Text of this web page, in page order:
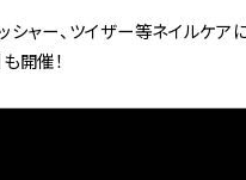
シャー、ツイザー等ネイルケ
開催！